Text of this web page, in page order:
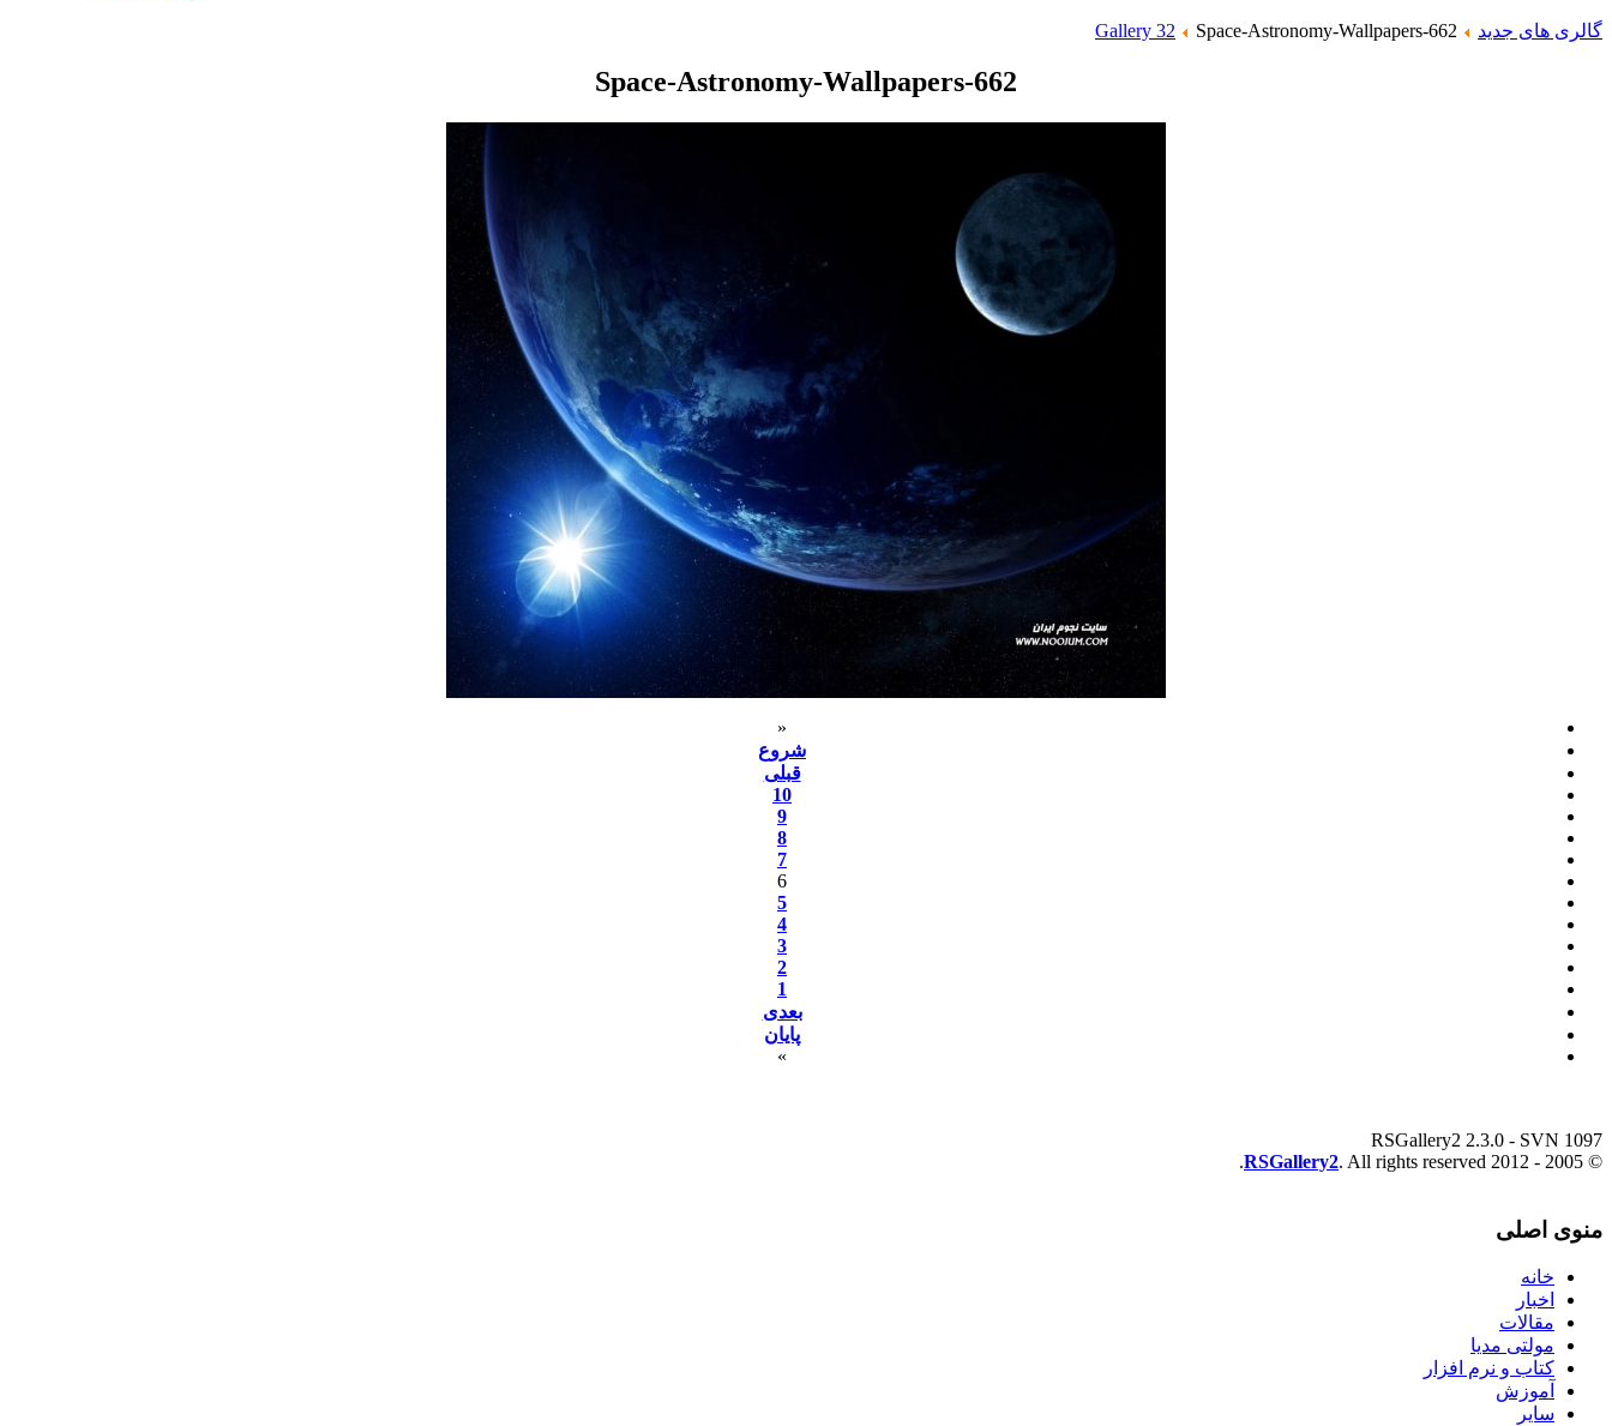
گالری های جدید Gallery 32 Space-Astronomy-Wallpapers-662
Space-Astronomy-Wallpapers-662
«
شروع
قبلی
10
9
8
7
6
5
4
3
2
1
بعدی
پایان
»
RSGallery2 2.3.0 - SVN 1097
© 2005 - 2012
RSGallery2. All rights reserved.
منوی اصلی
خانه
اخبار
مقالات
مولتی مدیا
کتاب و نرم افزار
آموزش
سایر